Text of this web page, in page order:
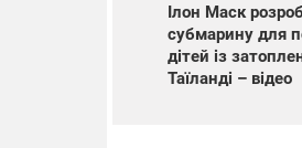
Ілон Маск
субмарину для
дітей із
Таїланді – відео